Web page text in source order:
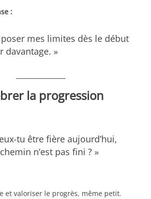
:
poser mes limites dès le début
davantage. »
la progression
tu être fière aujourd’hui,
n’est pas fini ? »
et valoriser le progrès, même petit.